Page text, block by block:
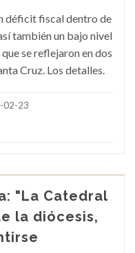
déficit fiscal dentro de
también un bajo nivel
se reflejaron en dos
Cruz. Los detalles.
02-23
"La Catedral
la diócesis,